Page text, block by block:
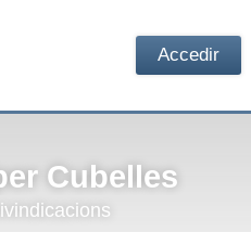
Accedir
Cubelles